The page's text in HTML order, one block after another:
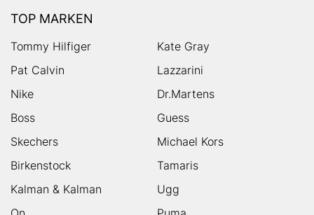
TOP MARKEN
Tommy Hilfiger
Kate Gray
Pat Calvin
Lazzarini
Nike
Dr.Martens
Boss
Guess
Skechers
Michael Kors
Birkenstock
Tamaris
Kalman & Kalman
Ugg